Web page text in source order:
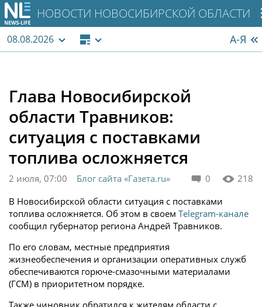
НОВОСТИ НОВОСИБИРСКОЙ ОБЛАСТИ
08.08.2026 А-Я
Глава Новосибирской
области Травников:
ситуация с поставками
топлива осложняется
0 218
2 июля, 07:00
Блог сайта «Газета.ru»
В Новосибирской области ситуация с поставками
топлива осложняется. Об этом в своем Telegram-канале
сообщил губернатор региона Андрей Травников.
По его словам, местные предприятия
жизнеобеспечения и организации оперативных служб
обеспечиваются горюче-смазочными материалами
(ГСМ) в приоритетном порядке.
Также чиновник обратился к жителям области с